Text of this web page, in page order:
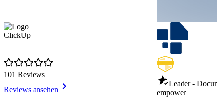
ClickUp
101 Reviews
Reviews ansehen
Leader -
empower